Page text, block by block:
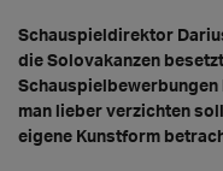
Schauspieldirektor
die Solovakanzen
man lieber verzichten
eigene Kunstform